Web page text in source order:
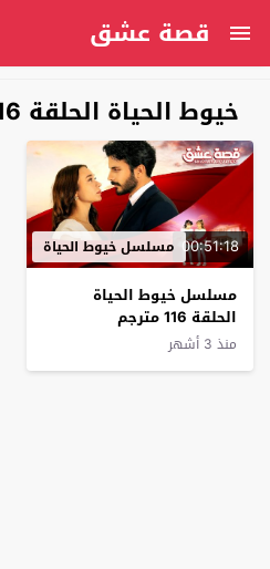
قصة عشق
خيوط الحياة الحلقة 116
00:51:18 مسلسل خيوط الحياة
مسلسل خيوط الحياة
الحلقة 116 مترجم
منذ 3 أشهر